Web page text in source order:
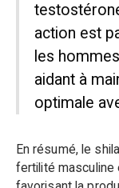
action est
les
aidant à
optimale
En résumé, le
fertilité masculine